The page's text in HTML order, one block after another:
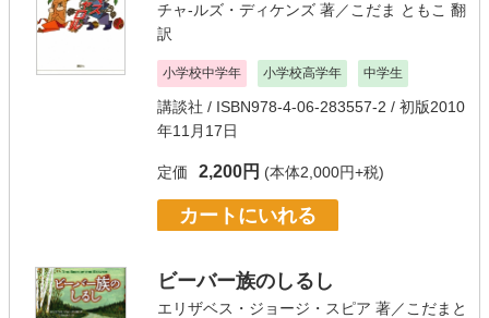
チャ-ルズ・ディケンズ 著／ こだま ともこ 翻
訳
小学校中学年 小学校高学年 中学生
講談社 / ISBN978-4-06-283557-2 / 初版2010
年11月17日
定価 2,200円 (本体2,000円+税)
カートにいれる
ビーバー族のしるし
エリザベス・ジョージ・スピア 著／ こだまと